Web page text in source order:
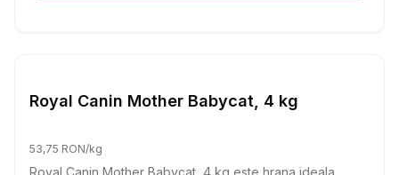
Royal Canin Mother Babycat, 4 kg
53,75 RON/kg
Royal Canin Mother Babycat, 4 kg este hrana ideala